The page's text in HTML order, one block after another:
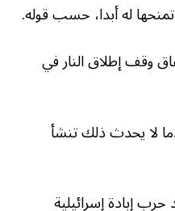
له أبدا، حسب قوله.
وقف إطلاق النار في
لا يحدث ذلك تنشأ
إبادة إسرائيلية